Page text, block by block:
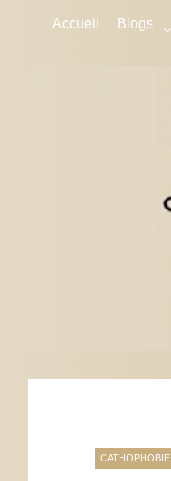
Accueil Blogs
CATHOPHOBIE